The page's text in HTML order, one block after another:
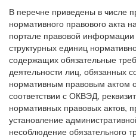
В перечне приведены в числе
нормативного правового акта
портале правовой
структурных единиц
содержащих обязательные
деятельности лиц, обязанных
нормативным правовым актом
соответствии с ОКВЭД,
нормативных правовых актов,
установление
несоблюдение обязательного